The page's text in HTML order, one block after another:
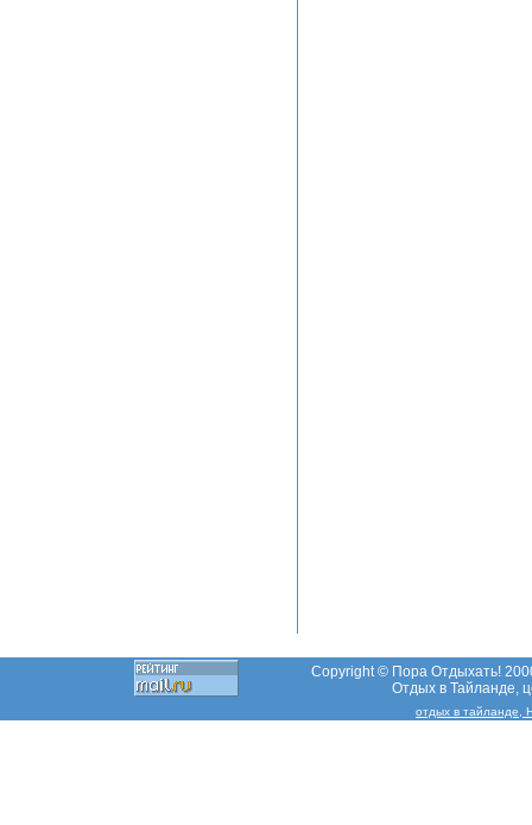
Copyright © Пора Отдыхать!
Отдых в Тайланде,
отдых в тайланде,